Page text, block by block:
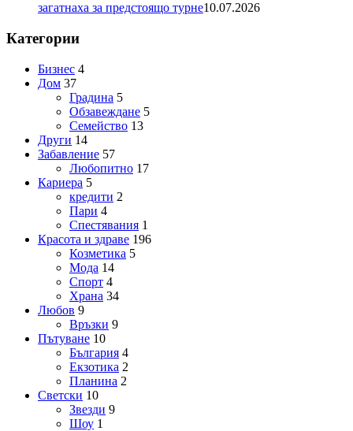
загатнаха за предстоящо турне10.07.2026
Категории
Бизнес 4
Дом 37
Градина 5
Обзавеждане 5
Семейство 13
Други 14
Забавление 57
Любопитно 17
Кариера 5
кредити 2
Пари 4
Спестявания 1
Красота и здраве 196
Козметика 5
Мода 14
Спорт 4
Храна 34
Любов 9
Връзки 9
Пътуване 10
България 4
Екзотика 2
Планина 2
Светски 10
Звезди 9
Шоу 1